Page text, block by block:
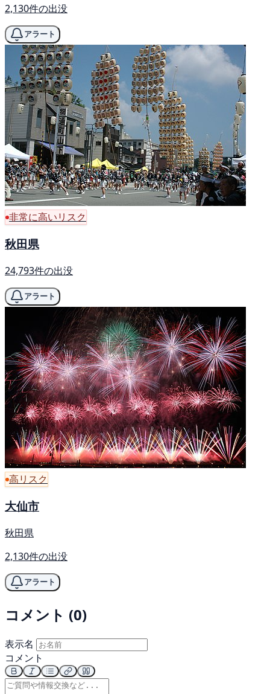
2,130件の出没
アラート
非常に高いリスク
秋田県
24,793件の出没
アラート
高リスク
大仙市
秋田県
2,130件の出没
アラート
コメント (0)
表示名
コメント